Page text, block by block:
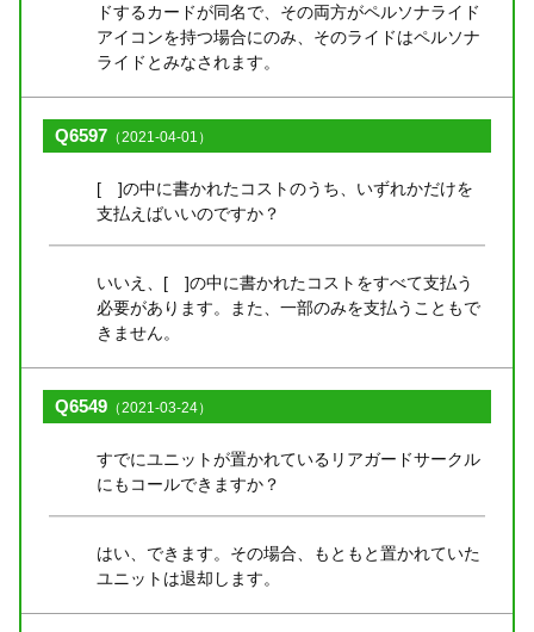
ドするカードが同名で、その両方がペルソナライド
アイコンを持つ場合にのみ、そのライドはペルソナ
ライドとみなされます。
Q6597 （2021-04-01）
[ ]の中に書かれたコストのうち、いずれかだけを
支払えばいいのですか？
いいえ、[ ]の中に書かれたコストをすべて支払う
必要があります。また、一部のみを支払うこともで
きません。
Q6549 （2021-03-24）
すでにユニットが置かれているリアガードサークル
にもコールできますか？
はい、できます。その場合、もともと置かれていた
ユニットは退却します。